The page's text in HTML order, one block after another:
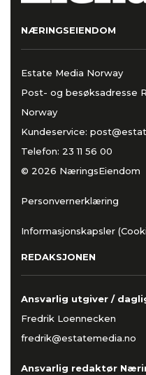
NÆRINGSEIENDOM
Estate Media Norway
Post- og besøksadresse
Norway
Kundeservice:
Telefon: 23 11 56 00
© 2026 NæringsEiendom
Personvernerklæring
Informasjonskapsler
REDAKSJONEN
Ansvarlig utgiver /
Fredrik Loennecken
fredrik@estatemedia.no
Ansvarlig redaktør